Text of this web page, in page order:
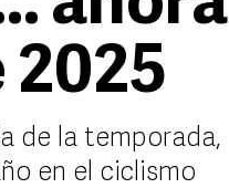
2025
de la temporada,
en el ciclismo